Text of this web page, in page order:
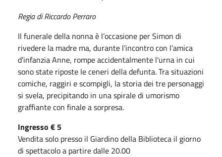
Regia di Riccardo Perraro
Il funerale della nonna è l’occasione per Simon di
rivedere la madre ma, durante l’incontro con l’amica
d’infanzia Anne, rompe accidentalmente l'urna in cui
sono state riposte le ceneri della defunta. Tra situazioni
comiche, raggiri e scompigli, la storia dei tre personaggi
si svela, precipitando in una spirale di umorismo
graffiante con finale a sorpresa.
Ingresso € 5
Vendita solo presso il Giardino della Biblioteca il giorno
di spettacolo a partire dalle 20.00